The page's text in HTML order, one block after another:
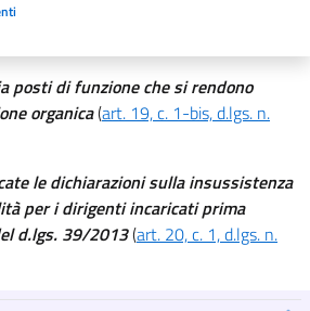
posti di funzione che si rendono
organica(art. 19, c. 1-bis, d.lgs. n.
le dichiarazionisulla insussistenza
per i dirigentiincaricati prima
d.lgs. 39/2013(art. 20, c. 1, d.lgs. n.